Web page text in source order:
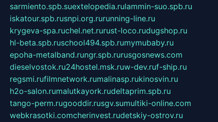
sarmiento.spb.suextelopedia.rulammin-suo.spb.ru
iskatour.spb.rusnpi.org.rurunning-line.ru
krygeva-spa.ruchel.net.rurust-loco.rudugshop.ru
hl-beta.spb.ruschool494.spb.rumymubaby.ru
epoha-metalband.rungr.spb.rurusgosnews.com
dieselvostok.ru24hostel.msk.ruw-dev.ruf-ship.ru
regsmi.rufilmnetwork.rumalinasp.rukinosvin.ru
h2o-salon.rumalutkayork.rudeltaprim.spb.ru
tango-perm.rugooddir.rusgv.sumultiki-online.com
webkrasotki.comcherinvest.rudetskiy-ostrov.ru